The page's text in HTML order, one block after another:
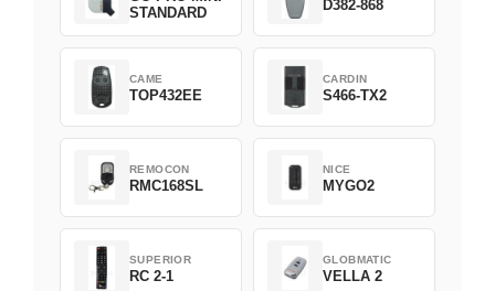
STANDARD
D382-868
CAME
TOP432EE
CARDIN
S466-TX2
REMOCON
RMC168SL
NICE
MYGO2
SUPERIOR
RC 2-1
GLOBMATIC
VELLA 2